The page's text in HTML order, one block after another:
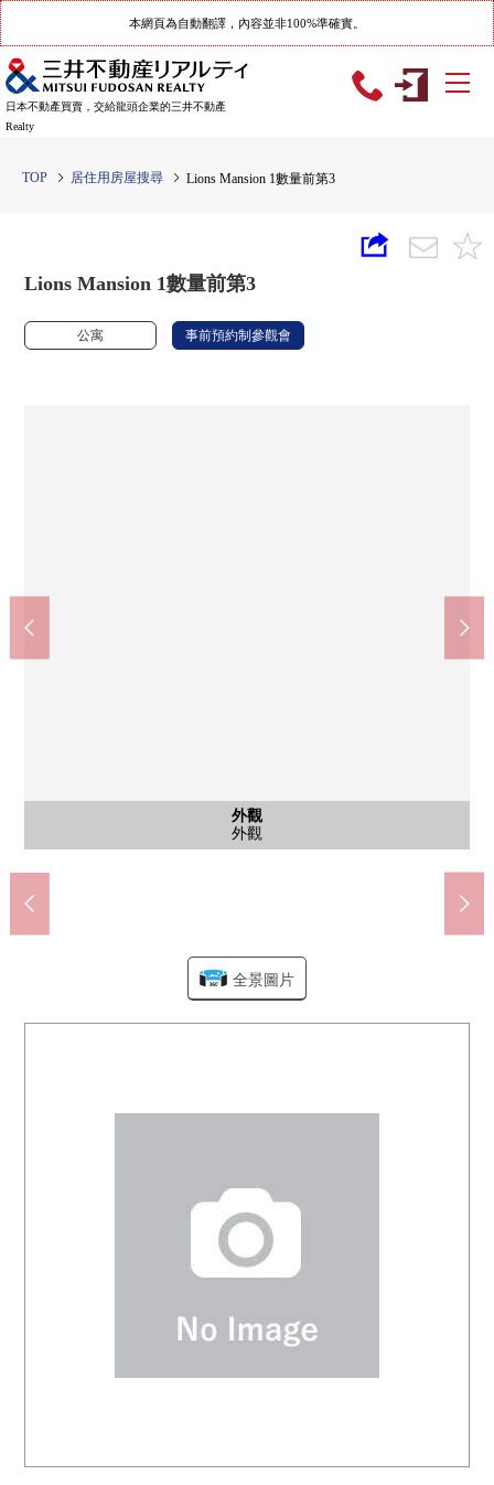
本網頁為自動翻譯，內容並非100%準確實。
日本不動產買賣，交給龍頭企業的三井不動產
Realty
TOP 居住用房屋搜尋 Lions Mansion 1數量前第3
Lions Mansion 1數量前第3
公寓 事前預約制參觀會
外觀
外觀
客廳
客廳
客廳
客廳
廚房
廚房
廚房
廚房
公共汽車
公共汽車
廁所
廁所
客廳
客廳
廚房
廚房
廚房
設備
廚房
設備
公共汽車
公共汽車
洗臉
洗臉
公共汽車
設備
公共汽車
設備
和式房間
和式房間
和式房間
和式房間
收納
和式房間收納
和式房間
和式房間
收納
收納
收納
收納
收納
收納
收納
收納
廁所
廁所
其他
設備
洗臉
洗臉
收納
收納
洗臉
洗臉
洗臉
洗臉
收納
收納
收納
收納
室內
室內
室內
室內
收納
收納
收納
收納
室內
室內
室內
室內
收納
收納
風景
風景
風景
風景
風景
風景
門口
門口
門口
門口
門口
收納
門口
收納
門口
設備
共有部分
共用部分
共有部分
共有部分
入口
入口
入口
入口
共有部分
電梯
入口
入口
入口
入口
共有部分
信箱
共有部分
信箱
共有部分
宅配保管櫃
共有部分
信箱
入口
入口
入口
入口
共有部分
腳踏車停放處
停車場
停車場
共有部分
垃圾集聚地
其他當地
其他當地
仙台市立連坊小路小學(約840m)
步行11分鐘
仙台市立東華中學(約930m)
步行12分鐘
"連坊"車站(市營地鐵東西線)出口東1(約360m)
步行5分鐘
"藥師堂"車站(市營地鐵東西線)出口北1(約1040m)
步行13分鐘
"河原町"車站(市營地下鐵南北線)出口北1(約1180m)
步行15分鐘
柴田町公園(約170m)
步行3分鐘
7-Eleven仙台1高速前面的商店(約360m)
步行5分鐘
豬岡內科醫院(約360m)
步行5分鐘
七十七銀行(南小泉、宮城野分店)(約610m)
步行8分鐘
TSURUHA藥品仙台保春院前丁商店(約730m)
步行10分鐘
西友宮城野原商店(約1050m)
步行14分鐘
全景圖片